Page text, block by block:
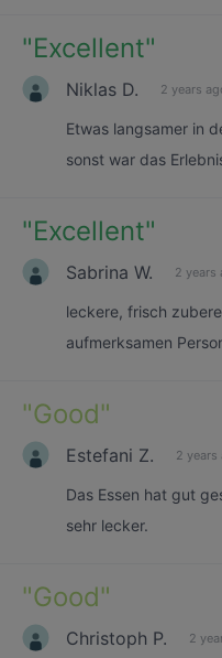
"Excellent"
Niklas D. 2 years
Etwas langsamer in
sonst war das
"Excellent"
Sabrina W. 2 years
leckere, frisch
aufmerksamen
"Good"
Estefani Z. 2 years
Das Essen hat gut
sehr lecker.
"Good"
Christoph P. 2